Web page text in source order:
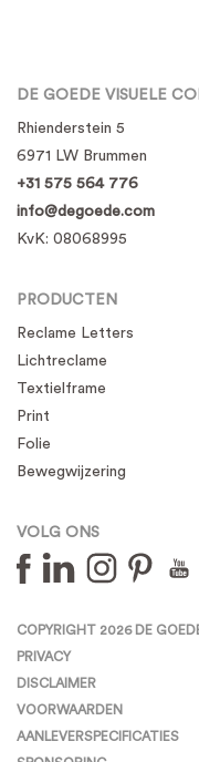
DE GOEDE VISUELE
Rhienderstein 5
6971 LW Brummen
+31 575 564 776
info@degoede.com
KvK: 08068995
PRODUCTEN
Reclame Letters
Lichtreclame
Textielframe
Print
Folie
Bewegwijzering
VOLG ONS
COPYRIGHT 2026 DE
PRIVACY
DISCLAIMER
VOORWAARDEN
AANLEVERSPECIFICATIES